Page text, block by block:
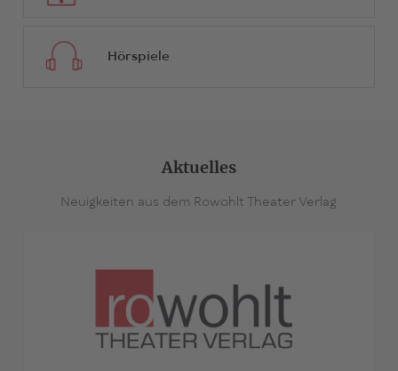
Hörspiele
Aktuelles
Neuigkeiten aus dem Rowohlt Theater Verlag